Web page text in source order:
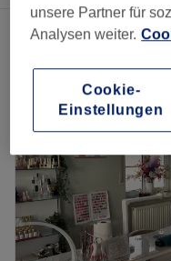
Ein Salon, der anbietet:
unsere Partner für
Analysen weiter.
Cookie-
Einstellungen